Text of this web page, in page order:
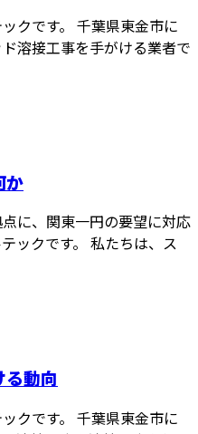
クです。 千葉県東金市に
溶接工事を手がける業者で
か
に、関東一円の要望に対応
ックです。 私たちは、ス
動向
クです。 千葉県東金市に